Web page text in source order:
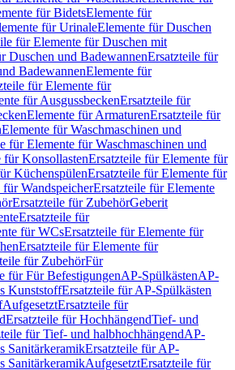
für BidetsElemente für
für UrinaleElemente für Duschen
für Elemente für Duschen mit
Duschen und BadewannenErsatzteile für
BadewannenElemente für
für Elemente für
für AusgussbeckenErsatzteile für
Elemente für ArmaturenErsatzteile für
Elemente für Waschmaschinen und
für Elemente für Waschmaschinen und
für KonsollastenErsatzteile für Elemente für
KüchenspülenErsatzteile für Elemente für
für WandspeicherErsatzteile für Elemente
Ersatzteile für ZubehörGeberit
Ersatzteile für
für WCsErsatzteile für Elemente für
Ersatzteile für Elemente für
für ZubehörFür
für Für BefestigungenAP-SpülkästenAP-
KunststoffErsatzteile für AP-Spülkästen
AufgesetztErsatzteile für
Ersatzteile für HochhängendTief- und
für Tief- und halbhochhängendAP-
SanitärkeramikErsatzteile für AP-
SanitärkeramikAufgesetztErsatzteile für